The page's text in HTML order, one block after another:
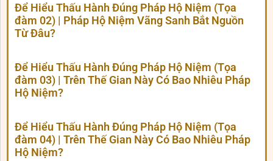
Để Hiểu Thấu Hành Đúng Pháp Hộ Niệm (Tọa
đàm 02) | Pháp Hộ Niệm Vãng Sanh Bắt Nguồn
Từ Đâu?
Để Hiểu Thấu Hành Đúng Pháp Hộ Niệm (Tọa
đàm 03) | Trên Thế Gian Này Có Bao Nhiêu Pháp
Hộ Niệm?
Để Hiểu Thấu Hành Đúng Pháp Hộ Niệm (Tọa
đàm 04) | Trên Thế Gian Này Có Bao Nhiêu Pháp
Hộ Niệm?